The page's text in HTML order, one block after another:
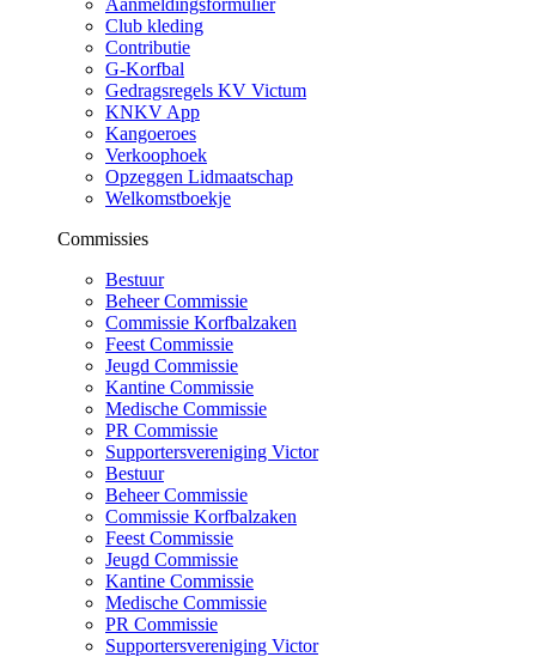
Club kleding
Contributie
G-Korfbal
Gedragsregels KV Victum
KNKV App
Kangoeroes
Verkoophoek
Opzeggen Lidmaatschap
Welkomstboekje
Commissies
Bestuur
Beheer Commissie
Commissie Korfbalzaken
Feest Commissie
Jeugd Commissie
Kantine Commissie
Medische Commissie
PR Commissie
Supportersvereniging Victor
Bestuur
Beheer Commissie
Commissie Korfbalzaken
Feest Commissie
Jeugd Commissie
Kantine Commissie
Medische Commissie
PR Commissie
Supportersvereniging Victor